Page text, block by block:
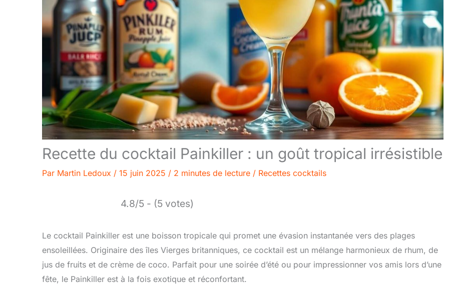
Recette du cocktail Painkiller : un goût tropical irrésistible
Par Martin Ledoux / 15 juin 2025 / 2 minutes de lecture / Recettes cocktails
4.8/5 - (5 votes)
Le cocktail Painkiller est une boisson tropicale qui promet une évasion instantanée vers des plages
ensoleillées. Originaire des îles Vierges britanniques, ce cocktail est un mélange harmonieux de rhum, de
jus de fruits et de crème de coco. Parfait pour une soirée d’été ou pour impressionner vos amis lors d’une
fête, le Painkiller est à la fois exotique et réconfortant.